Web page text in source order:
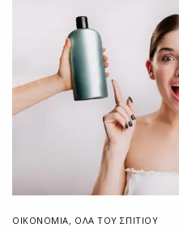
ΟΙΚΟΝΟΜΙΑ, ΌΛΑ ΤΟΥ ΣΠΙΤΙΟΥ